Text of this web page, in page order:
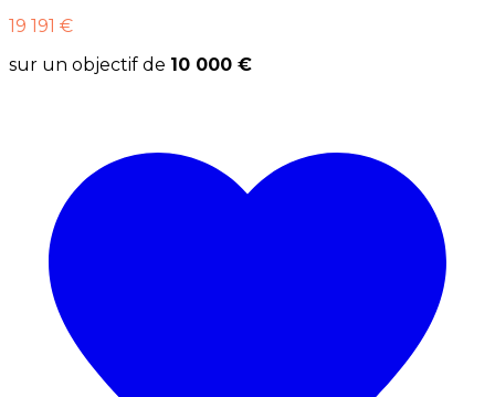
19 191 €
sur un objectif de 10 000 €